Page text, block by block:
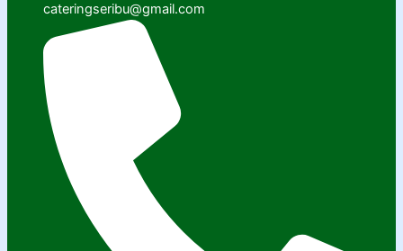
cateringseribu@gmail.com